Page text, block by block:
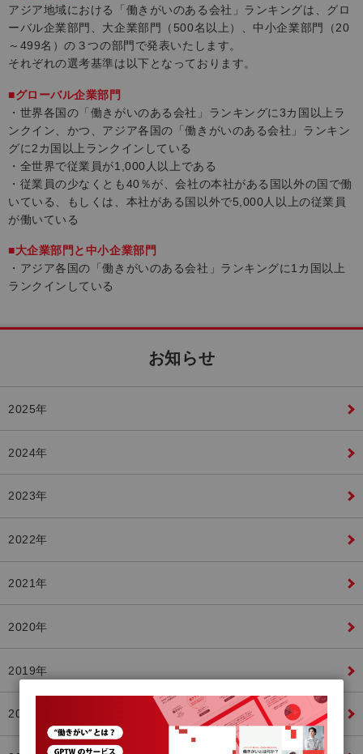
アジア地域における「働きがいのある会社」ランキングは、グロ
ーバル企業部門、大企業部門（500名以上）、中小企業部門（20
～499名）の３つの部門で発表いたします。
それぞれの選考基準は以下となっております。
■グローバル企業部門
・世界各国の「働きがいのある会社」ランキングに3カ国以上ラ
ンクイン、かつ、アジア各国の「働きがいのある会社」ランキン
グに2カ国以上ランクインしている
・全世界で従業員が1,000人以上である
・従業員の少なくとも40％が、会社の本社がある国以外の国で働
いている、もしくは、本社がある国以外で5,000人以上の従業員
が働いている
■大企業部門と中小企業部門
・アジア各国の「働きがいのある会社」ランキングに1カ国以上
ランクインしている
お知らせ
2025年
2024年
2023年
2022年
2021年
2020年
2019年
2018年